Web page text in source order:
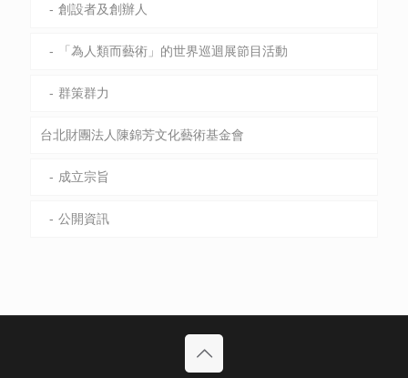
創設者及創辦人
「為人類而藝術」的世界巡迴展節目活動
群策群力
台北財團法人陳錦芳文化藝術基金會
成立宗旨
公開資訊